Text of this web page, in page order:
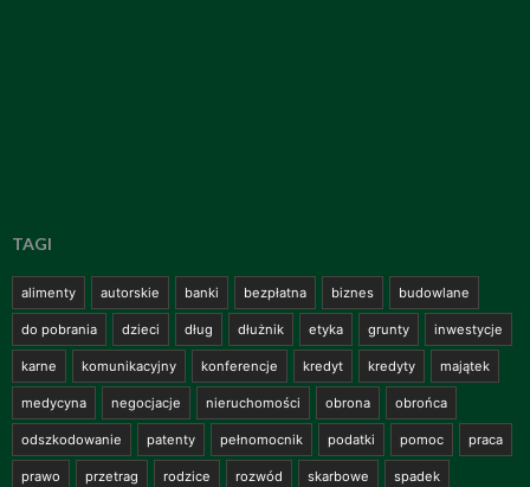
TAGI
alimenty autorskie banki bezpłatna biznes budowlane
do pobrania dzieci dług dłużnik etyka grunty inwestycje
karne komunikacyjny konferencje kredyt kredyty majątek
medycyna negocjacje nieruchomości obrona obrońca
odszkodowanie patenty pełnomocnik podatki pomoc praca
prawo przetrag rodzice rozwód skarbowe spadek